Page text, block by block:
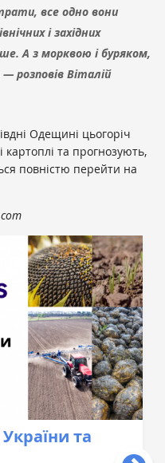
все одно вони
і західних
А з морквою і буряком,
розповів Віталій
Одещині цьогоріч
та прогнозують,
повністю перейти на
та